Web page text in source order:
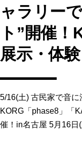
ャラリー
ト”開催
展示・体験
5/16(土) 古民家で音
KORG「phase8」「
催！in名古屋 5月16